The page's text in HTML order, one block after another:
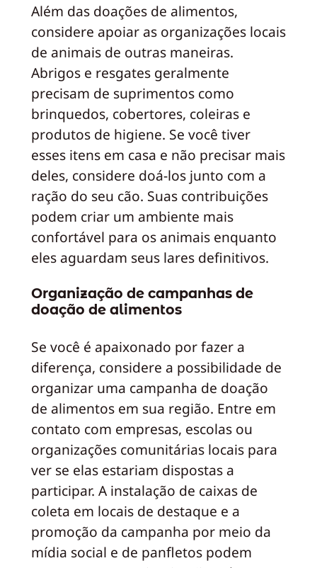
Além das doações de alimentos,
considere apoiar as organizações locais
de animais de outras maneiras.
Abrigos e resgates geralmente
precisam de suprimentos como
brinquedos, cobertores, coleiras e
produtos de higiene. Se você tiver
esses itens em casa e não precisar mais
deles, considere doá-los junto com a
ração do seu cão. Suas contribuições
podem criar um ambiente mais
confortável para os animais enquanto
eles aguardam seus lares definitivos.
Organização de campanhas de
doação de alimentos
Se você é apaixonado por fazer a
diferença, considere a possibilidade de
organizar uma campanha de doação
de alimentos em sua região. Entre em
contato com empresas, escolas ou
organizações comunitárias locais para
ver se elas estariam dispostas a
participar. A instalação de caixas de
coleta em locais de destaque e a
promoção da campanha por meio da
mídia social e de panfletos podem